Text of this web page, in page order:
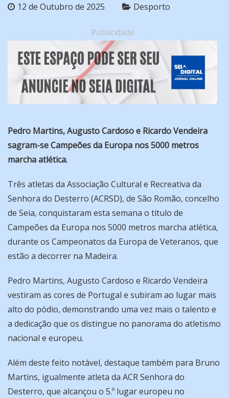
12 de Outubro de 2025 Desporto
Publicidade
Pedro Martins, Augusto Cardoso e Ricardo Vendeira
sagram-se Campeões da Europa nos 5000 metros
marcha atlética.
Três atletas da Associação Cultural e Recreativa da
Senhora do Desterro (ACRSD), de São Romão, concelho
de Seia, conquistaram esta semana o título de
Campeões da Europa nos 5000 metros marcha atlética,
durante os Campeonatos da Europa de Veteranos, que
estão a decorrer na Madeira.
Pedro Martins, Augusto Cardoso e Ricardo Vendeira
vestiram as cores de Portugal e subiram ao lugar mais
alto do pódio, demonstrando uma vez mais o talento e
a dedicação que os distingue no panorama do atletismo
nacional e europeu.
Além deste feito notável, destaque também para Bruno
Martins, igualmente atleta da ACR Senhora do
Desterro, que alcançou o 5.º lugar europeu no